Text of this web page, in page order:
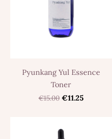
Pyunkang Yul Essence
Toner
€15.00 €11.25